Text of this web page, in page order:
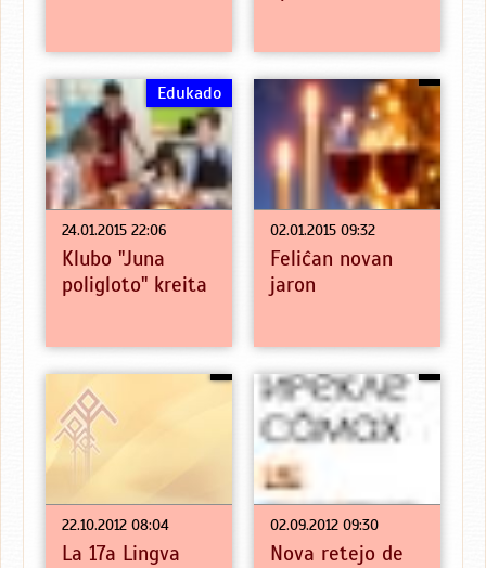
24.01.2015 22:06
Edukado
Klubo "Juna
poligloto" kreita
02.01.2015 09:32
Feliĉan novan
jaron
22.10.2012 08:04
La 17a Lingva
02.09.2012 09:30
Nova retejo de